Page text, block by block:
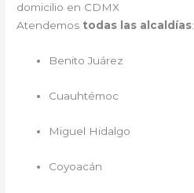
domicilio en CDMX
Atendemos todas las alcaldías:
Benito Juárez
Cuauhtémoc
Miguel Hidalgo
Coyoacán